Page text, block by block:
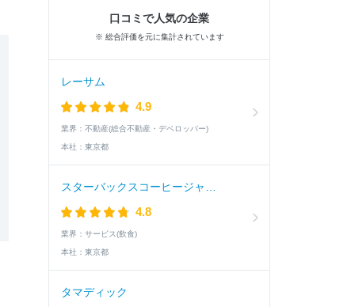
口コミで人気の企業
※ 総合評価を元に集計されています
レーサム
4.9
業界： 不動産(総合不動産・デベロッパー)
本社： 東京都
4.8
業界： サービス(飲食)
本社： 東京都
タマディック